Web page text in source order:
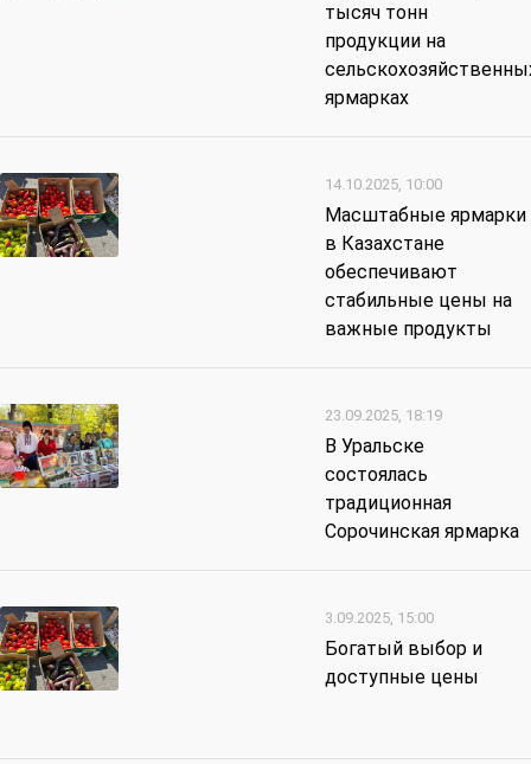
тысяч тонн
продукции на
ярмарках
14.10.2025, 10:00
Масштабные ярмарки
в Казахстане
обеспечивают
стабильные цены на
важные продукты
23.09.2025, 18:19
В Уральске
состоялась
традиционная
Сорочинская ярмарка
3.09.2025, 15:00
Богатый выбор и
доступные цены